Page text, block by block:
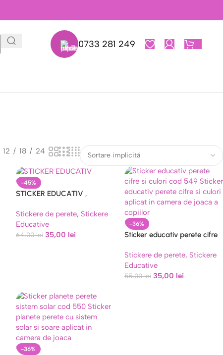
0733 281 249
12 18 24
-45%
STICKER EDUCATIV ,
, ALFABET SI NUMERE –
COD 392
Stickere de perete, Stickere
Educative
64,00lei 35,00 lei
-36%
Sticker educativ perete cifre
Stickere de perete, Stickere
Educative
55,00lei 35,00 lei
-36%